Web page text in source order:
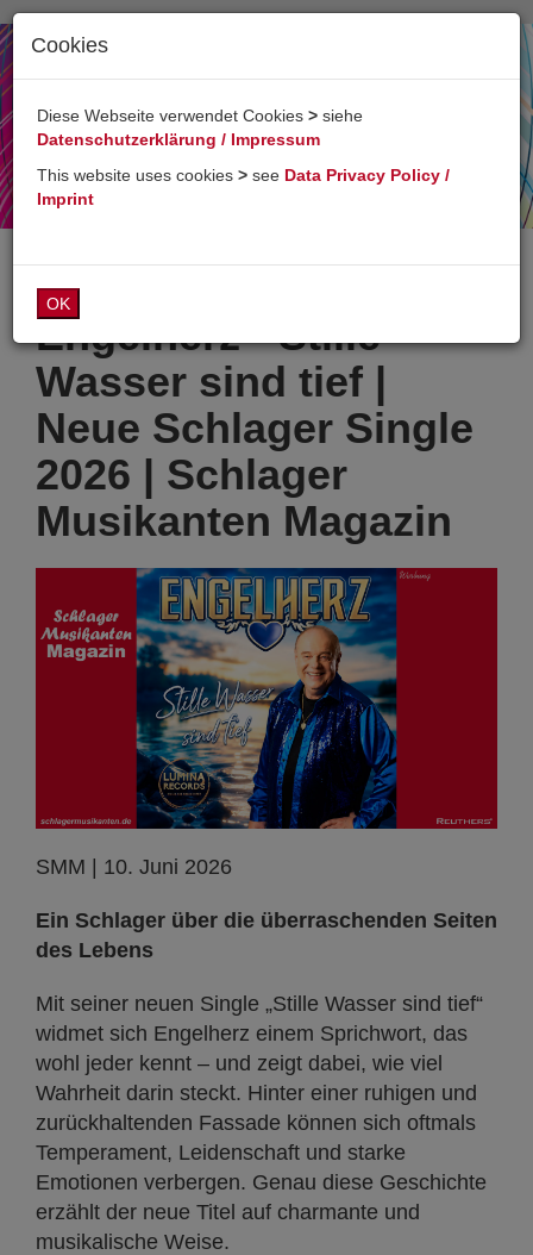
Toggle
Engelherz - Stille
Wasser sind tief |
Neue Schlager Single
2026 | Schlager
Musikanten Magazin
SMM | 10. Juni 2026
Ein Schlager über die überraschenden Seiten
des Lebens
Mit seiner neuen Single „Stille Wasser sind tief“
widmet sich Engelherz einem Sprichwort, das
wohl jeder kennt – und zeigt dabei, wie viel
Wahrheit darin steckt. Hinter einer ruhigen und
zurückhaltenden Fassade können sich oftmals
Temperament, Leidenschaft und starke
Emotionen verbergen. Genau diese Geschichte
erzählt der neue Titel auf charmante und
musikalische Weise.
Cookies
Diese Webseite verwendet Cookies > siehe
Datenschutzerklärung / Impressum
This website uses cookies > see Data Privacy Policy /
Imprint
OK